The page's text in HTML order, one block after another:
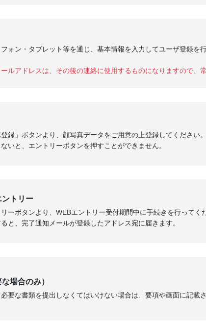
ォン・タブレット等を通じ、基本情報を入力してユーザ登録を
ルアドレスは、その後の連絡に使用するものになりますので、
録」ボタンより、顔写真データをご用意の上登録してください。
いと、エントリーボタンを押すことができません。
ントリー
ーボタンより、WEBエントリー受付期間中に手続きを行ってく
と、完了通知メールが登録したアドレス宛に届きます。
場合のみ）
要な書類を提出しなくてはいけない場合は、要項や画面に記載